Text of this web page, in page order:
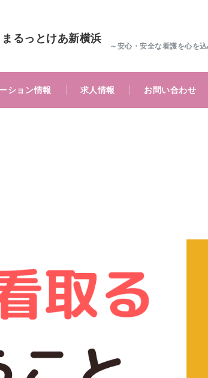
るっとけあ新横浜
～安心・安全な看護を心を
ション情報 求人情報 お問い合わせ